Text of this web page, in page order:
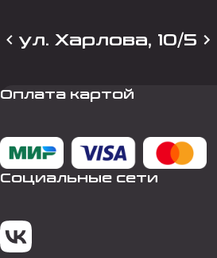
ул. Харлова, 10/5
Оплата картой
Социальные сети